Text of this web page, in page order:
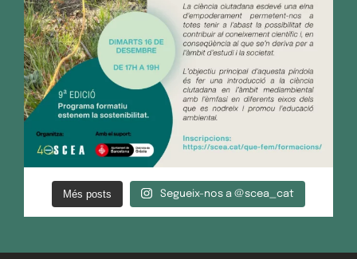
Més posts Segueix-nos a @scea_cat